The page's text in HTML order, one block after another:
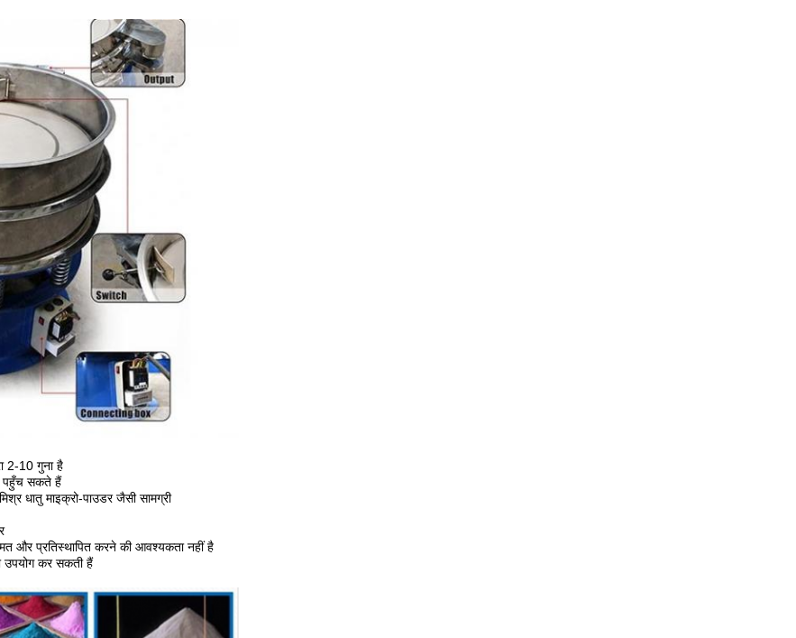
2-10 गुना है
पहुँच सकते हैं
धातु माइक्रो-पाउडर जैसी सामग्री
और प्रतिस्थापित करने की आवश्यकता नहीं है
उपयोग कर सकती हैं